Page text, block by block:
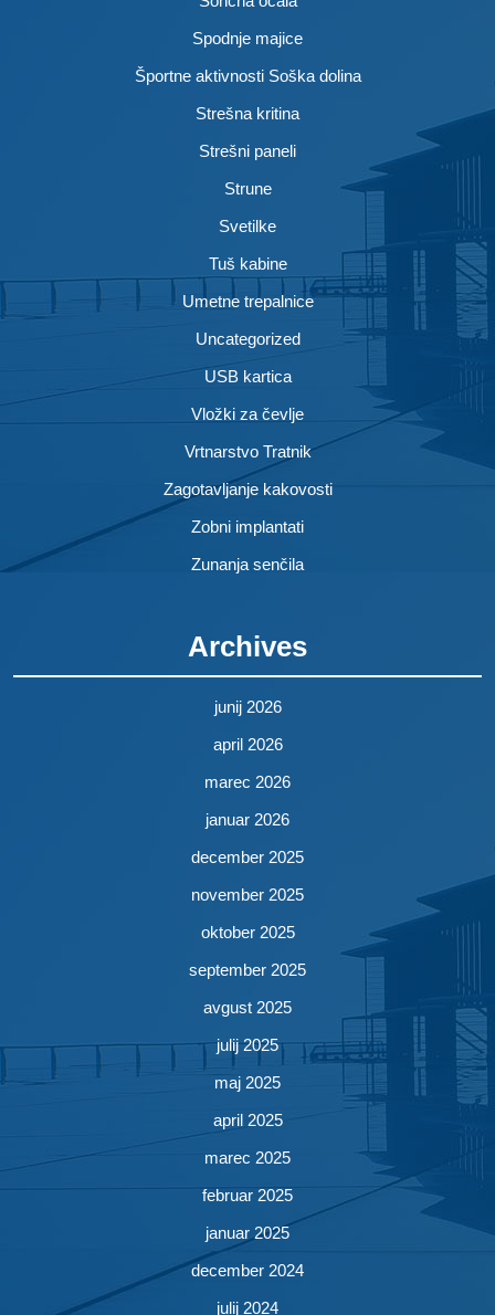
Spodnje majice
Športne aktivnosti Soška dolina
Strešna kritina
Strešni paneli
Strune
Svetilke
Tuš kabine
Umetne trepalnice
Uncategorized
USB kartica
Vložki za čevlje
Vrtnarstvo Tratnik
Zagotavljanje kakovosti
Zobni implantati
Zunanja senčila
Archives
junij 2026
april 2026
marec 2026
januar 2026
december 2025
november 2025
oktober 2025
september 2025
avgust 2025
julij 2025
maj 2025
april 2025
marec 2025
februar 2025
januar 2025
december 2024
julij 2024